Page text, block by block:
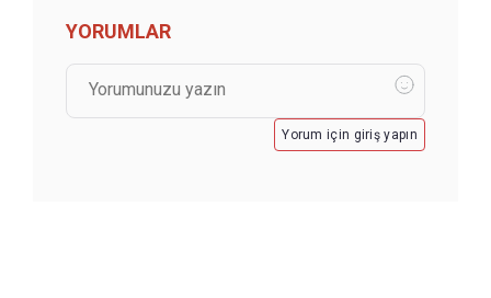
YORUMLAR
Yorum için giriş yapın